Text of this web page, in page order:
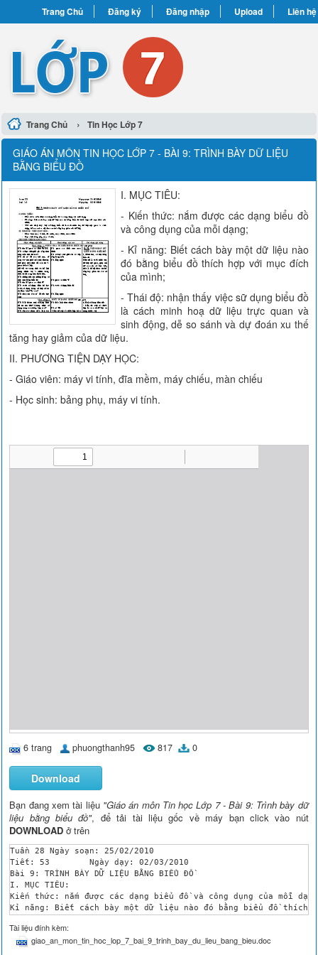
Trang Chủ Đăng ký Đăng nhập Upload Liên hệ
Trang Chủ › Tin Học Lớp 7
GIÁO ÁN MÔN TIN HỌC LỚP 7 - BÀI 9: TRÌNH BÀY DỮ LIỆU
BẰNG BIỂU ĐỒ
I. MỤC TIÊU:
- Kiến thức: nắm được các dạng biểu đồ
và công dụng của mỗi dạng;
- Kỉ năng: Biết cách bày một dữ liệu nào
đó bằng biểu đồ thích hợp với mục đích
của mình;
- Thái độ: nhận thấy việc sữ dụng biểu đồ
là cách minh hoạ dữ liệu trực quan và
sinh động, dễ so sánh và dự đoán xu thế
tăng hay giảm của dữ liệu.
II. PHƯƠNG TIỆN DẠY HỌC:
- Giáo viên: máy vi tính, đĩa mềm, máy chiếu, màn chiếu
- Học sinh: bảng phụ, máy vi tính.
6 trang phuongthanh95 817 0
Download
Bạn đang xem tài liệu "Giáo án môn Tin học Lớp 7 - Bài 9: Trình bày dữ
liệu bằng biểu đồ", để tải tài liệu gốc về máy bạn click vào nút
DOWNLOAD ở trên
Tuần 28	Ngày soạn: 25/02/2010
Tiết: 53	Ngày dạy: 02/03/2010
Bài 9: TRÌNH BÀY DỮ LIỆU BẰNG BIỂU ĐỒ
I. MỤC TIÊU:
Kiến thức: nắm được các dạng biểu đồ và công dụng của mỗi
Kỉ năng: Biết cách bày một dữ liệu nào đó bằng biểu đồ thích
Thái độ: nhận thấy việc sữ dụng biểu đồ là cách minh hoạ dữ
II. PHƯƠNG TIỆN DẠY HỌC:
Giáo viên: máy vi tính, đĩa mềm, máy chiếu, màn chiếu
Tài liệu đính kèm:
giao_an_mon_tin_hoc_lop_7_bai_9_trinh_bay_du_lieu_bang_bieu.doc